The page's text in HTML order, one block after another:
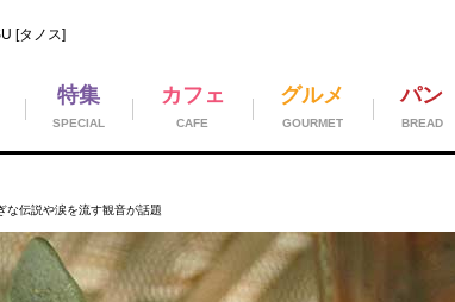
[タノス]
パン
BREAD
グルメ
GOURMET
カフェ
CAFE
特集
SPECIAL
な伝説や涙を流す観音が話題